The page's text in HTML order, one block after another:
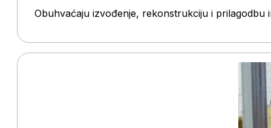
Obuhvaćaju izvođenje, rekonstrukciju i